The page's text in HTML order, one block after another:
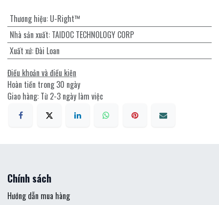
Thương hiệu: U-Right™
Nhà sản xuất: TAIDOC TECHNOLOGY CORP
Xuất xứ:Đài Loan
Điều khoản và điều kiện
Hoàn tiền trong 30 ngày
Giao hàng: Từ 2-3 ngày làm việc
Chính sách
Hướng dẫn mua hàng